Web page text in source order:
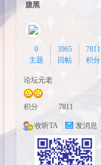
pal
腹黑
0
主题
3965
回帖
7811
积分
论坛元老
积分 7811
收听TA 发消息